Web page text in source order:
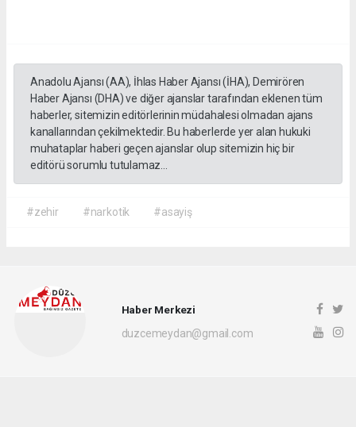
Anadolu Ajansı (AA), İhlas Haber Ajansı (İHA), Demirören
Haber Ajansı (DHA) ve diğer ajanslar tarafından eklenen tüm
haberler, sitemizin editörlerinin müdahalesi olmadan ajans
kanallarından çekilmektedir. Bu haberlerde yer alan hukuki
muhataplar haberi geçen ajanslar olup sitemizin hiç bir
editörü sorumlu tutulamaz...
#zehir #narkotik #asayiş
Haber Merkezi
duzcemeydan@gmail.com